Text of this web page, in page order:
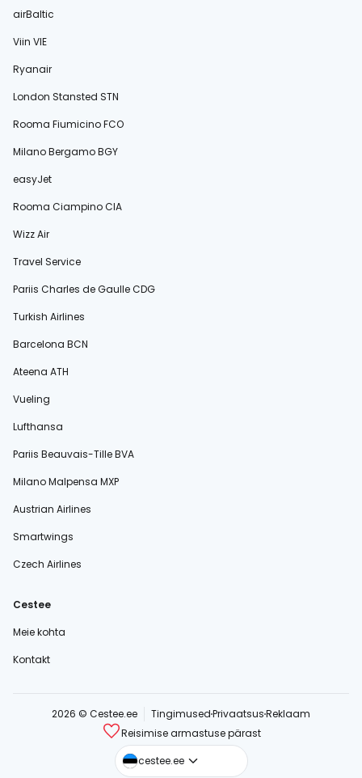
airBaltic
Viin VIE
Ryanair
London Stansted STN
Rooma Fiumicino FCO
Milano Bergamo BGY
easyJet
Rooma Ciampino CIA
Wizz Air
Travel Service
Pariis Charles de Gaulle CDG
Turkish Airlines
Barcelona BCN
Ateena ATH
Vueling
Lufthansa
Pariis Beauvais-Tille BVA
Milano Malpensa MXP
Austrian Airlines
Smartwings
Czech Airlines
Cestee
Meie kohta
Kontakt
2026 © Cestee.ee TingimusedPrivaatsusReklaam
Reisimise armastuse pärast
cestee.ee
cestee.com